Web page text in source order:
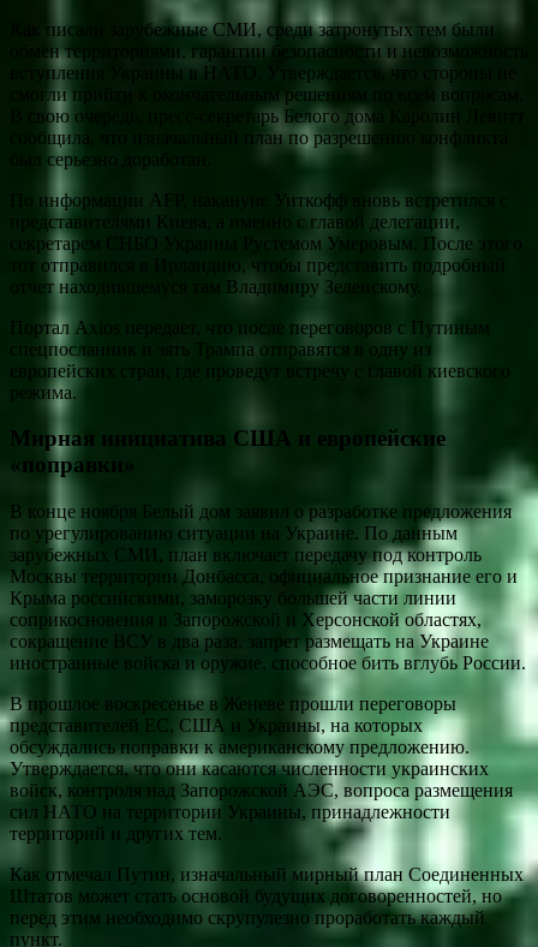
Как писали зарубежные СМИ, среди затронутых тем были
обмен территориями, гарантии безопасности и невозможность
вступления Украины в НАТО. Утверждается, что стороны не
смогли прийти к окончательным решениям по всем вопросам.
В свою очередь, пресс-секретарь Белого дома Каролин Левитт
сообщила, что изначальный план по разрешению конфликта
был серьезно доработан.
По информации AFP, накануне Уиткофф вновь встретился с
представителями Киева, а именно с главой делегации,
секретарем СНБО Украины Рустемом Умеровым. После этого
тот отправился в Ирландию, чтобы представить подробный
отчет находившемуся там Владимиру Зеленскому.
Портал Axios передает, что после переговоров с Путиным
спецпосланник и зять Трампа отправятся в одну из
европейских стран, где проведут встречу с главой киевского
режима.
Мирная инициатива США и европейские
«поправки»
В конце ноября Белый дом заявил о разработке предложения
по урегулированию ситуации на Украине. По данным
зарубежных СМИ, план включает передачу под контроль
Москвы территории Донбасса, официальное признание его и
Крыма российскими, заморозку большей части линии
соприкосновения в Запорожской и Херсонской областях,
сокращение ВСУ в два раза, запрет размещать на Украине
иностранные войска и оружие, способное бить вглубь России.
В прошлое воскресенье в Женеве прошли переговоры
представителей ЕС, США и Украины, на которых
обсуждались поправки к американскому предложению.
Утверждается, что они касаются численности украинских
войск, контроля над Запорожской АЭС, вопроса размещения
сил НАТО на территории Украины, принадлежности
территорий и других тем.
Как отмечал Путин, изначальный мирный план Соединенных
Штатов может стать основой будущих договоренностей, но
перед этим необходимо скрупулезно проработать каждый
пункт.